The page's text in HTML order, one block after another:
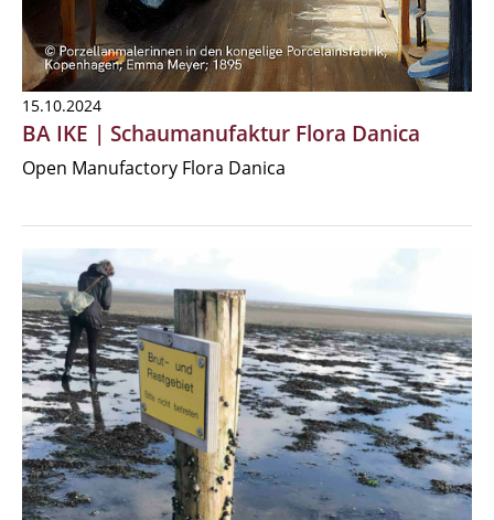
15.10.2024
BA IKE | Schaumanufaktur Flora Danica
Open Manufactory Flora Danica